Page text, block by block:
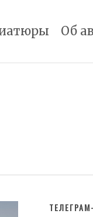
Об